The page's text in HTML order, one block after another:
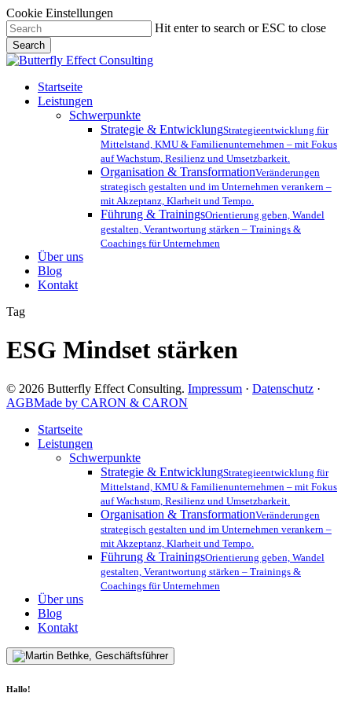
Cookie Einstellungen
Skip
to
main
content
Hit enter to search or ESC to close
Search
Close
Menu
Startseite
Leistungen
Schwerpunkte
Strategie & EntwicklungStrategieentwicklung für
Mittelstand, KMU & Familienunternehmen – mit Fokus
auf Wachstum, Resilienz und Umsetzbarkeit.
Organisation & TransformationVeränderungen
strategisch gestalten und im Unternehmen verankern –
mit Akzeptanz, Klarheit und Tempo.
Führung & TrainingsOrientierung geben, Wandel
gestalten, Verantwortung stärken – Trainings &
Coachings für Unternehmen
Über uns
Blog
Kontakt
Tag
ESG Mindset stärken
© 2026 Butterfly Effect Consulting. Impressum · Datenschutz ·
AGBMade by CARON & CARON
Close
Menu
Startseite
Leistungen
Schwerpunkte
Strategie & EntwicklungStrategieentwicklung für
Mittelstand, KMU & Familienunternehmen – mit Fokus
auf Wachstum, Resilienz und Umsetzbarkeit.
Organisation & TransformationVeränderungen
strategisch gestalten und im Unternehmen verankern –
mit Akzeptanz, Klarheit und Tempo.
Führung & TrainingsOrientierung geben, Wandel
gestalten, Verantwortung stärken – Trainings &
Coachings für Unternehmen
Über uns
Blog
Kontakt
Hallo!